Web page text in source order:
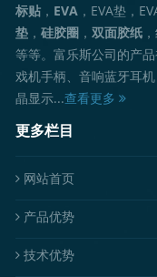
标贴 ， EVA ，EVA垫，
垫 ，硅胶圈 ，双面胶纸
等等。富乐斯公司的产
戏机手柄、音响蓝牙耳
晶显示...查看更多
更多栏目
网站首页
产品优势
技术优势